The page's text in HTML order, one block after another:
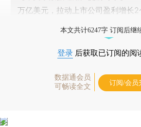
万亿美元，拉动上市公司盈利增长2
本文共计6247字 订阅后继
登录 后获取已订阅的阅
数据通会员
可畅读全文
订阅/会员